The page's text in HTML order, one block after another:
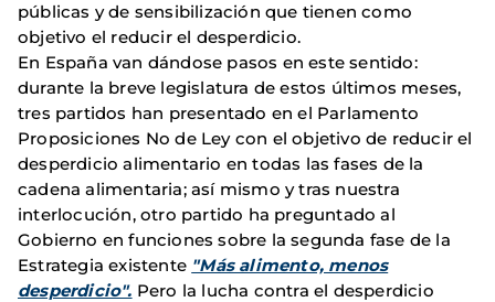
públicas y de sensibilización que tienen como
objetivo el reducir el desperdicio.
En España van dándose pasos en este sentido:
durante la breve legislatura de estos últimos meses,
tres partidos han presentado en el Parlamento
Proposiciones No de Ley con el objetivo de reducir el
desperdicio alimentario en todas las fases de la
cadena alimentaria; así mismo y tras nuestra
interlocución, otro partido ha preguntado al
Gobierno en funciones sobre la segunda fase de la
Estrategia existente "Más alimento, menos
desperdicio". Pero la lucha contra el desperdicio